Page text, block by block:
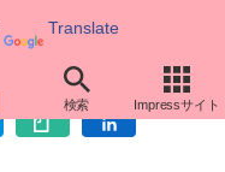
Translate
検索 Impressサイト